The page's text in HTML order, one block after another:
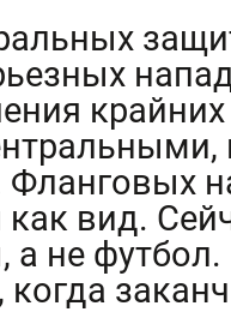
Фланговых
вид.
а не